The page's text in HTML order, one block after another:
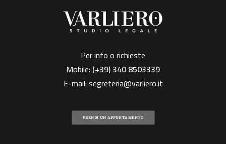
Per info o richieste
Mobile: (+39)340 8503339
E-mail:segreteria@varliero.it
PRENDI UN APPUNTAMENTO